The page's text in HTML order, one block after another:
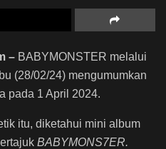
– BABYMONSTER melalui
(28/02/24) mengumumkan
pada 1 April 2024.
itu, diketahui mini album
BABYMONS7ER.